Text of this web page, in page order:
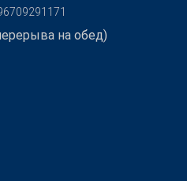
на обед)